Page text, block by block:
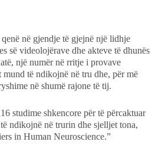
në gjendje të gjejnë një lidhje
së videolojërave dhe akteve të dhunës
një numër në rritje i provave
mund të ndikojnë në tru dhe, për më
në shumë rajone të tij.
studime shkencore për të përcaktuar
ndikojnë në trurin dhe sjelljet tona,
in Human Neuroscience.”